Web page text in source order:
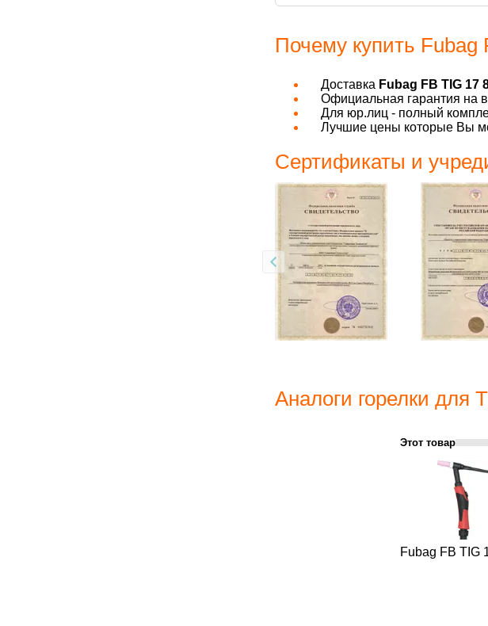
Почему купить
Доставка Fubag FB TIG 17
Официальная гарантия на
Для юр.лиц - полный
Лучшие цены которые Вы
Сертификаты и
Аналоги горелки для
Этот товар
Fubag FB TIG